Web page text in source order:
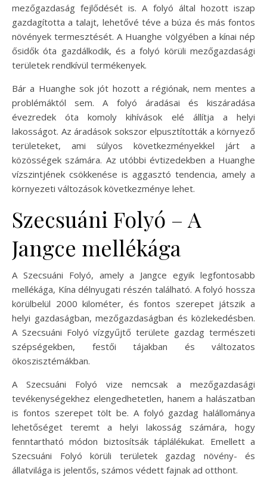
mezőgazdaság fejlődését is. A folyó által hozott iszap
gazdagította a talajt, lehetővé téve a búza és más fontos
növények termesztését. A Huanghe völgyében a kínai nép
ősidők óta gazdálkodik, és a folyó körüli mezőgazdasági
területek rendkívül termékenyek.
Bár a Huanghe sok jót hozott a régiónak, nem mentes a
problémáktól sem. A folyó áradásai és kiszáradása
évezredek óta komoly kihívások elé állítja a helyi
lakosságot. Az áradások sokszor elpusztították a környező
területeket, ami súlyos következményekkel járt a
közösségek számára. Az utóbbi évtizedekben a Huanghe
vízszintjének csökkenése is aggasztó tendencia, amely a
környezeti változások következménye lehet.
Szecsuáni Folyó – A
Jangce mellékága
A Szecsuáni Folyó, amely a Jangce egyik legfontosabb
mellékága, Kína délnyugati részén található. A folyó hossza
körülbelül 2000 kilométer, és fontos szerepet játszik a
helyi gazdaságban, mezőgazdaságban és közlekedésben.
A Szecsuáni Folyó vízgyűjtő területe gazdag természeti
szépségekben, festői tájakban és változatos
ökoszisztémákban.
A Szecsuáni Folyó vize nemcsak a mezőgazdasági
tevékenységekhez elengedhetetlen, hanem a halászatban
is fontos szerepet tölt be. A folyó gazdag halállománya
lehetőséget teremt a helyi lakosság számára, hogy
fenntartható módon biztosítsák táplálékukat. Emellett a
Szecsuáni Folyó körüli területek gazdag növény- és
állatvilága is jelentős, számos védett fajnak ad otthont.